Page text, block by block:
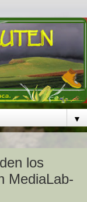
▼
los
MediaLab-